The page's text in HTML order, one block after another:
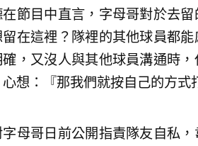
在節目中直言，字母哥對於去
留在這裡？隊裡的其他球員都
確，又沒人與其他球員溝通時
想：『那我們就按自己的方式
字母哥日前公開指責隊友自私